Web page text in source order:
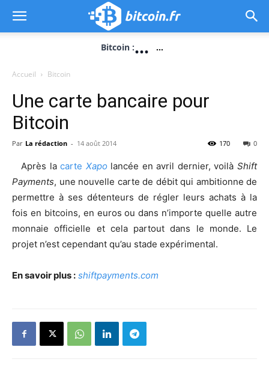
Bitcoin :... ...
Accueil Bitcoin
Une carte bancaire pour
Bitcoin
Par La rédaction - 14 août 2014 0
170
Après lacarte Xapolancée en avril dernier, voilàShift
Payments, une nouvelle carte de débit qui ambitionne de
permettre à ses détenteurs de régler leurs achats à la
fois en bitcoins, en euros ou dans n’importe quelle autre
monnaie officielle et cela partout dans le monde. Le
projet n’est cependant qu’au stade expérimental.
En savoir plus : shiftpayments.com